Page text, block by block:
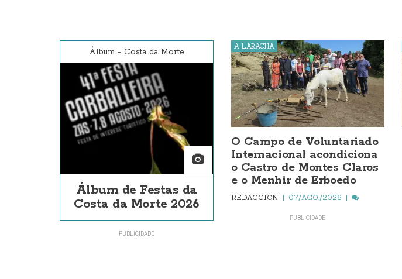
Álbum - Costa da Morte
Álbum de Festas da
Costa da Morte 2026
A LARACHA
O Campo de Voluntariado
Internacional acondiciona
o Castro de Montes Claros
e o Menhir de Erboedo
REDACCIÓN 07/AGO./2026